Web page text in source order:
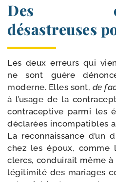
Des
désastreuses
Les deux erreurs qui
ne sont guère
moderne. Elles sont, de
à l’usage de la
contra­cep­tive par­mi les
décla­rées incom­pa­tibles
La recon­nais­sance d’un
chez les époux, comme
clercs, condui­rait même à
légi­ti­mi­té des mariages